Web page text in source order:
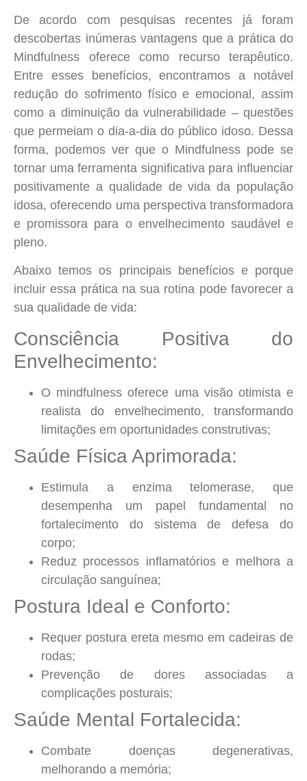
De acordo com pesquisas recentes já foram
descobertas inúmeras vantagens que a prática do
Mindfulness oferece como recurso terapêutico.
Entre esses benefícios, encontramos a notável
redução do sofrimento físico e emocional, assim
como a diminuição da vulnerabilidade – questões
que permeiam o dia-a-dia do público idoso. Dessa
forma, podemos ver que o Mindfulness pode se
tornar uma ferramenta significativa para influenciar
positivamente a qualidade de vida da população
idosa, oferecendo uma perspectiva transformadora
e promissora para o envelhecimento saudável e
pleno.
Abaixo temos os principais benefícios e porque
incluir essa prática na sua rotina pode favorecer a
sua qualidade de vida:
Consciência Positiva do
Envelhecimento:
O mindfulness oferece uma visão otimista e
realista do envelhecimento, transformando
limitações em oportunidades construtivas;
Saúde Física Aprimorada:
Estimula a enzima telomerase, que
desempenha um papel fundamental no
fortalecimento do sistema de defesa do
corpo;
Reduz processos inflamatórios e melhora a
circulação sanguínea;
Postura Ideal e Conforto:
Requer postura ereta mesmo em cadeiras de
rodas;
Prevenção de dores associadas a
complicações posturais;
Saúde Mental Fortalecida:
Combate doenças degenerativas,
melhorando a memória;